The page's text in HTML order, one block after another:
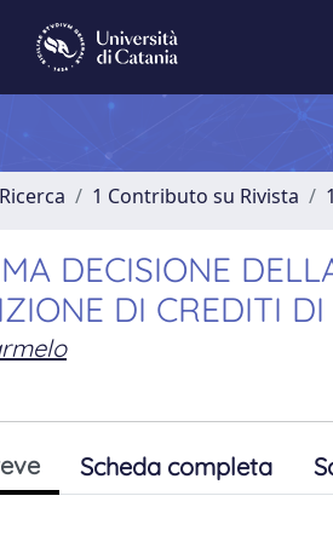
1 Contributo su Rivista
DECISIONE
DI CREDITI
Scheda completa